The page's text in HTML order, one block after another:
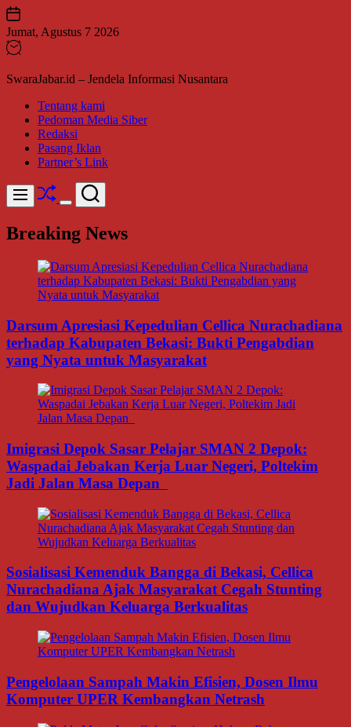
Skip
to
content
Jumat, Agustus 7 2026
SwaraJabar.id – Jendela Informasi Nusantara
Tentang kami
Pedoman Media Siber
Redaksi
Pasang Iklan
Partner’s Link
Menu Shuffle
Switch
mode
Search
Breaking News
Darsum Apresiasi Kepedulian Cellica Nurachadiana
terhadap Kabupaten Bekasi: Bukti Pengabdian
yang Nyata untuk Masyarakat
Imigrasi Depok Sasar Pelajar SMAN 2 Depok:
Waspadai Jebakan Kerja Luar Negeri, Poltekim
Jadi Jalan Masa Depan
Sosialisasi Kemenduk Bangga di Bekasi, Cellica
Nurachadiana Ajak Masyarakat Cegah Stunting
dan Wujudkan Keluarga Berkualitas
Pengelolaan Sampah Makin Efisien, Dosen Ilmu
Komputer UPER Kembangkan Netrash